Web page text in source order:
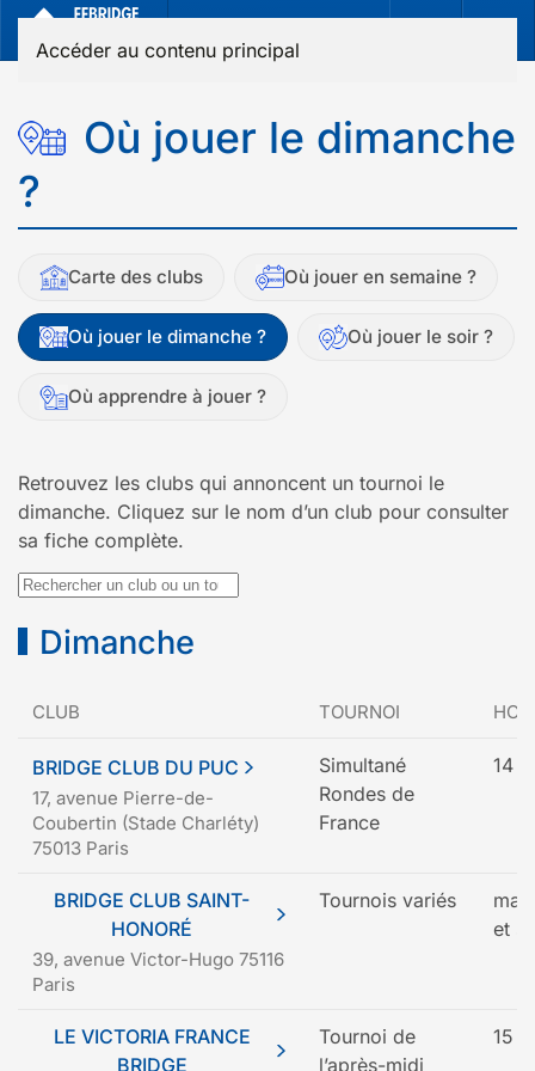
Accéder au contenu principal
Où jouer le dimanche
?
Carte des clubs Où jouer en semaine ?
Où jouer le dimanche ? Où jouer le soir ?
Où apprendre à jouer ?
Retrouvez les clubs qui annoncent un tournoi le
dimanche. Cliquez sur le nom d’un club pour consulter
sa fiche complète.
Rechercher un club ou un tournoi
Dimanche
CLUB TOURNOI
BRIDGE CLUB DU PUC
17, avenue Pierre-de-
Coubertin (Stade Charléty)
75013 Paris
Simultané
Rondes de
France
14
BRIDGE CLUB SAINT-
HONORÉ
39, avenue Victor-Hugo 75116
Paris
Tournois variés
et
LE VICTORIA FRANCE
BRIDGE
Tournoi de
l’après-midi
15 h